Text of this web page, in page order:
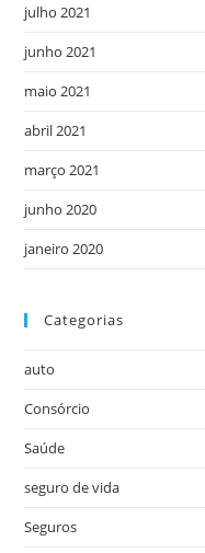
julho 2021
junho 2021
maio 2021
abril 2021
março 2021
junho 2020
janeiro 2020
Categorias
auto
Consórcio
Saúde
seguro de vida
Seguros